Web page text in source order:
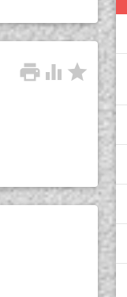
  